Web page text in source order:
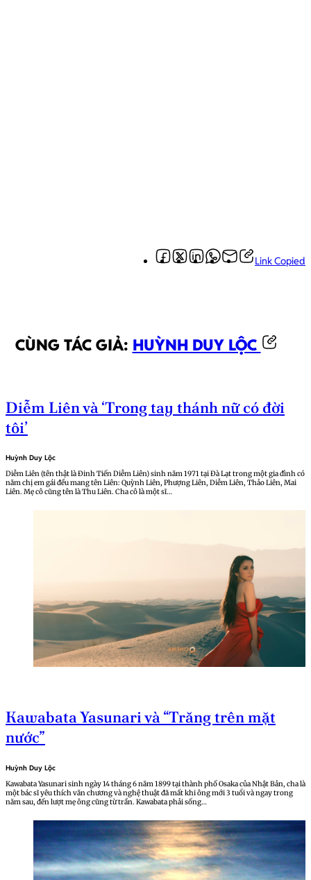
Link Copied
CÙNG TÁC GIẢ: HUỲNH DUY LỘC
Diễm Liên và ‘Trong tay thánh nữ có đời
tôi’
Huỳnh Duy Lộc
Diễm Liên (tên thật là Đinh Tiến Diễm Liên) sinh năm 1971 tại Đà Lạt trong một gia đình có
năm chị em gái đều mang tên Liên: Quỳnh Liên, Phượng Liên, Diễm Liên, Thảo Liên, Mai
Liên. Mẹ cô cũng tên là Thu Liên. Cha cô là một sĩ…
Kawabata Yasunari và “Trăng trên mặt
nước”
Huỳnh Duy Lộc
Kawabata Yasunari sinh ngày 14 tháng 6 năm 1899 tại thành phố Osaka của Nhật Bản, cha là
một bác sĩ yêu thích văn chương và nghệ thuật đã mất khi ông mới 3 tuổi và ngay trong
năm sau, đến lượt mẹ ông cũng từ trần. Kawabata phải sống…